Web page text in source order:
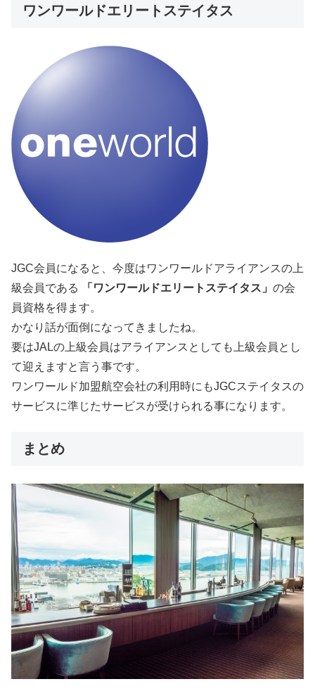
ワンワールドエリートステイタス
JGC会員になると、今度はワンワールドアライアンスの上
級会員である
「ワンワールドエリートステイタス」 の会
員資格を得ます。
かなり話が面倒になってきましたね。
要はJALの上級会員はアライアンスとしても上級会員とし
て迎えますと言う事です。
ワンワールド加盟航空会社の利用時にもJGCステイタスの
サービスに準じたサービスが受けられる事になります。
まとめ